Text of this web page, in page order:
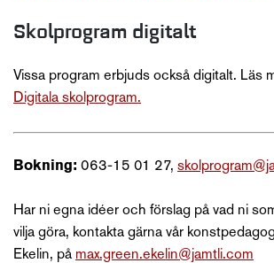
Skolprogram digitalt
Vissa program erbjuds också digitalt. Läs
Digitala skolprogram.
Bokning: 063-15 01 27,
Har ni egna idéer och förslag på vad ni
vilja göra, kontakta gärna vår
Ekelin, på max.green.ekelin@jamtli.com